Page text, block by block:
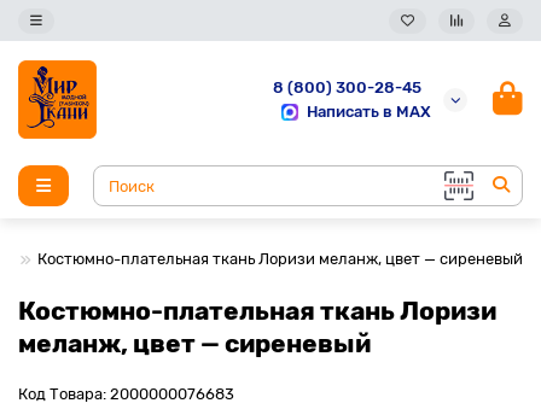
8 (800) 300-28-45
Написать в MAX
Костюмно-плательная ткань Лоризи меланж, цвет — сиреневый
Костюмно-плательная ткань Лоризи
меланж, цвет — сиреневый
Код Товара: 2000000076683